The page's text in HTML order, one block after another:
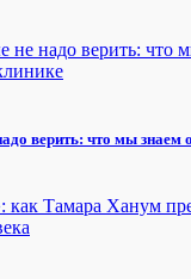
верить: что мы знаем